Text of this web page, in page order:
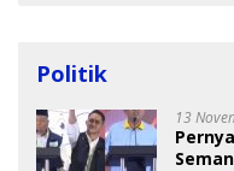
Politik
13